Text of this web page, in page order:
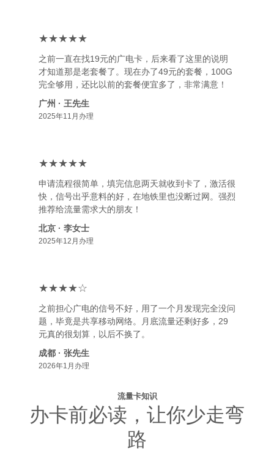
★★★★★
之前一直在找19元的广电卡，后来看了这里的说明
才知道那是老套餐了。现在办了49元的套餐，100G
完全够用，还比以前的套餐便宜多了，非常满意！
广州 · 王先生
2025年11月办理
★★★★★
申请流程很简单，填完信息两天就收到卡了，激活很
快，信号出乎意料的好，在地铁里也没断过网。强烈
推荐给流量需求大的朋友！
北京 · 李女士
2025年12月办理
★★★★☆
之前担心广电的信号不好，用了一个月发现完全没问
题，毕竟是共享移动网络。月底流量还剩好多，29
元真的很划算，以后不换了。
成都 · 张先生
2026年1月办理
流量卡知识
办卡前必读，让你少走弯
路